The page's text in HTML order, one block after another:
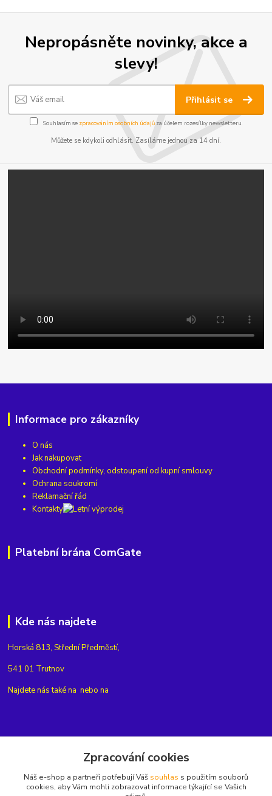
Nepropásněte novinky, akce a
slevy!
Přihlásit se
Souhlasím se zpracováním osobních údajůza účelem rozesílky newsletteru.
Můžete se kdykoli odhlásit. Zasíláme jednou za 14 dní.
Informace pro zákazníky
O nás
Jak nakupovat
Obchodní podmínky, odstoupení od kupní smlouvy
Ochrana soukromí
Reklamační řád
Kontakty
Platební brána ComGate
Kde nás najdete
Horská 813, Střední Předměstí,
541 01 Trutnov
Najdete nás také na nebo na
+420775654704
Zpracování cookies
Náš e-shop a partneři potřebují Váš souhlas s použitím souborů
cookies, aby Vám mohli zobrazovat informace týkající se Vašich